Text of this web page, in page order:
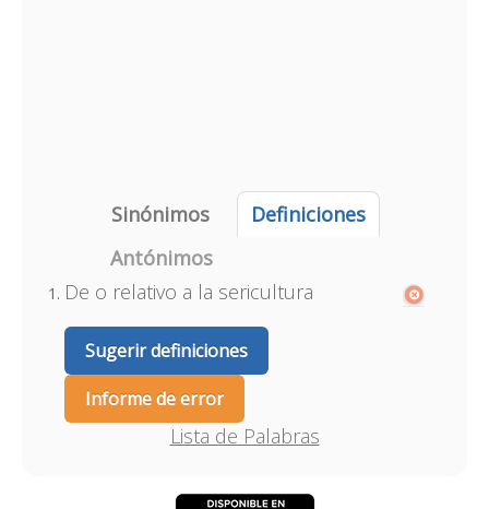
Sinónimos
Definiciones
Antónimos
De o relativo a la sericultura
Sugerir definiciones
Informe de error
Lista de Palabras